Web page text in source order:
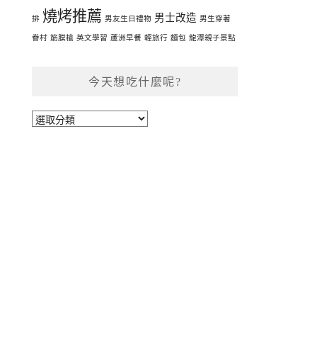
排 燒烤推薦 男友生日禮物 男士改造 男生穿著
眷村 筋膜槍 英文學習 蘆洲早餐 輕旅行 麵包 龍潭親子景點
今天想吃什麼呢?
今